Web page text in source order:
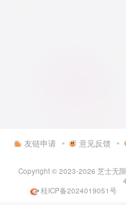
友链申请 意见反馈
Copyright © 2023-2026 芝士无限
桂ICP备2024019051号